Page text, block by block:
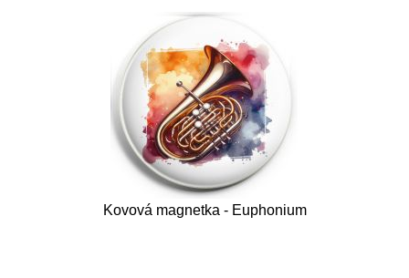
Kovová magnetka - Euphonium